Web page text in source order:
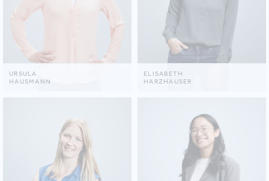
URSULA
HAUSMANN
ELISABETH
HARZHAUSER